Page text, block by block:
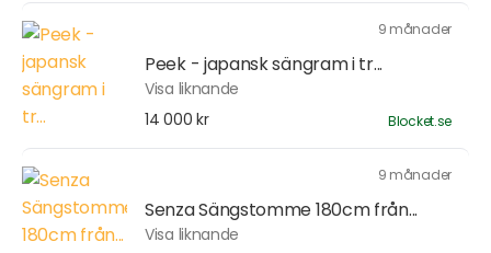
9 månader
Peek - japansk sängram i tr...
Visa liknande
14 000 kr
Blocket.se
9 månader
Senza Sängstomme 180cm från...
Visa liknande